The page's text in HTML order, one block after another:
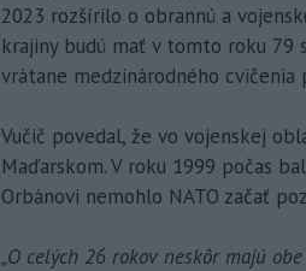
2023 rozšírilo o obrannú a
krajiny budú mať v tomto roku
vrátane medzinárodného
Vučič povedal, že vo vojenskej
Maďarskom. V roku 1999 počas
Orbánovi nemohlo NATO začať
„O celých 26 rokov neskôr majú